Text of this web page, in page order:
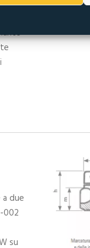
due
002
su